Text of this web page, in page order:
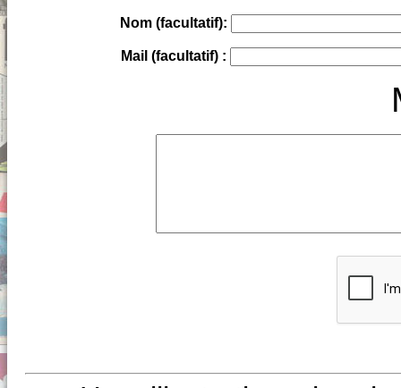
Nom (facultatif):
Mail (facultatif) :